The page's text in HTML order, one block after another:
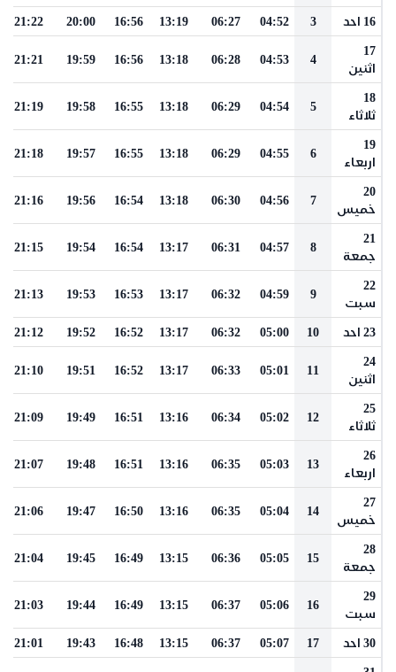
16 احد 3
04:52
06:27
13:19
16:56
20:00
21:22
17
اثنين
4
04:53
06:28
13:18
16:56
19:59
21:21
18
ثلاثاء
5
04:54
06:29
13:18
16:55
19:58
21:19
19
اربعاء
6
04:55
06:29
13:18
16:55
19:57
21:18
20
خميس
7
04:56
06:30
13:18
16:54
19:56
21:16
21
جمعة
8
04:57
06:31
13:17
16:54
19:54
21:15
22
سبت
9
04:59
06:32
13:17
16:53
19:53
21:13
23 احد 10
05:00
06:32
13:17
16:52
19:52
21:12
24
اثنين
11
05:01
06:33
13:17
16:52
19:51
21:10
25
ثلاثاء
12
05:02
06:34
13:16
16:51
19:49
21:09
26
اربعاء
13
05:03
06:35
13:16
16:51
19:48
21:07
27
خميس
14
05:04
06:35
13:16
16:50
19:47
21:06
28
جمعة
15
05:05
06:36
13:15
16:49
19:45
21:04
29
سبت
16
05:06
06:37
13:15
16:49
19:44
21:03
30 احد 17
05:07
06:37
13:15
16:48
19:43
21:01